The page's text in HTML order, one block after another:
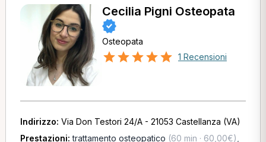
Cecilia Pigni Osteopata
Osteopata
1 Recensioni
Indirizzo: Via Don Testori 24/A - 21053 Castellanza (VA)
Prestazioni:trattamento osteopatico (60 min · 60,00€)